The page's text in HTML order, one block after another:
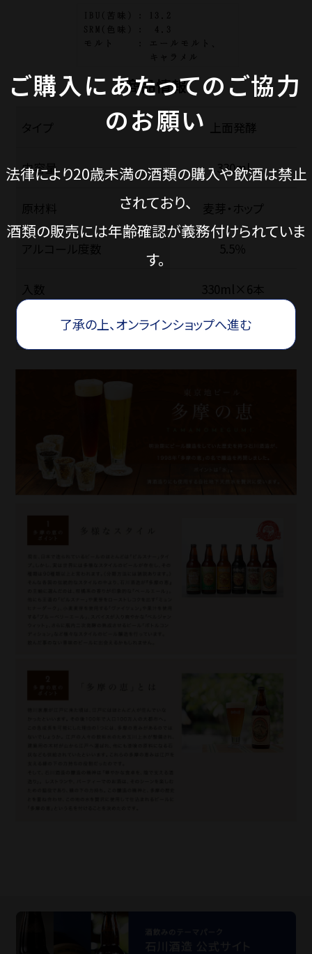
ご購入にあたってのご協力
のお願い
法律により20歳未満の酒類の購入や飲酒は禁止
されており、
酒類の販売には年齢確認が義務付けられていま
す。
了承の上、オンラインショップへ進む
商品情報
上面発酵
内容量 330ml
麦芽・ホップ
5.5％
330ml×6本
段ボール